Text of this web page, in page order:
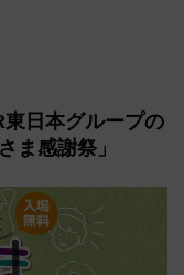
日本グループの
ま感謝祭」